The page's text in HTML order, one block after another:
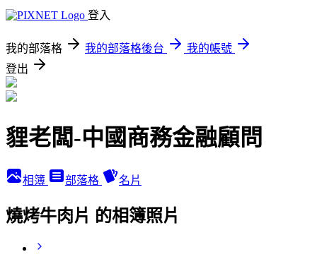
登入
我的部落格 我的部落格後台
我的帳號
登出
貍老闆-中國商務金融顧問
相簿 部落格 名片
燒烤牛肉片 的相簿照片